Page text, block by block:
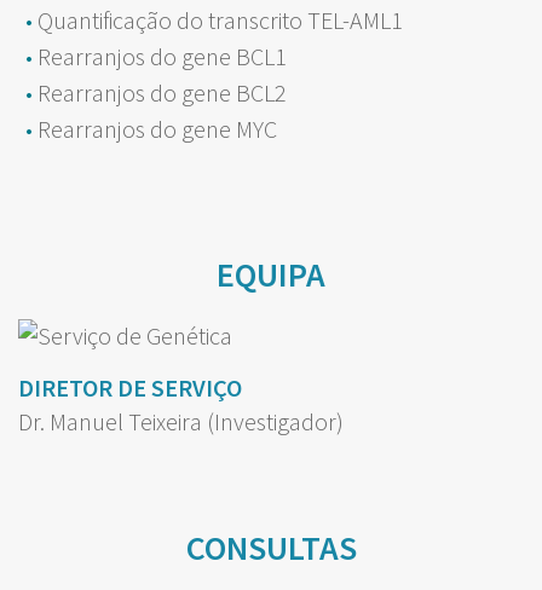
Quantificação do transcrito TEL-AML1
Rearranjos do gene BCL1
Rearranjos do gene BCL2
Rearranjos do gene MYC
EQUIPA
DIRETOR DE SERVIÇO
Dr. Manuel Teixeira (Investigador)
CONSULTAS